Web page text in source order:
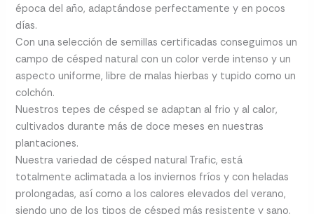
época del año, adaptándose perfectamente y en pocos
días.
Con una selección de semillas certificadas conseguimos un
campo de césped natural con un color verde intenso y un
aspecto uniforme, libre de malas hierbas y tupido como un
colchón.
Nuestros tepes de césped se adaptan al frio y al calor,
cultivados durante más de doce meses en nuestras
plantaciones.
Nuestra variedad de césped natural Trafic, está
totalmente aclimatada a los inviernos fríos y con heladas
prolongadas, así como a los calores elevados del verano,
siendo uno de los tipos de césped más resistente y sano.